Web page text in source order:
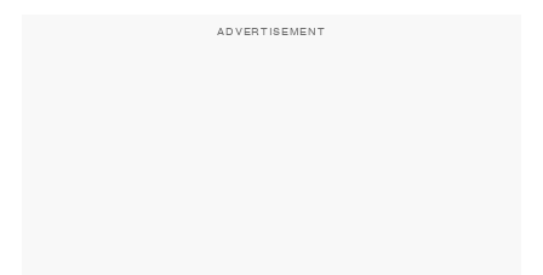
ADVERTISEMENT